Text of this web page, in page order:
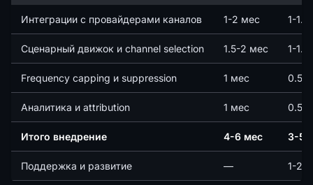
Интеграции с провайдерами каналов 1-2 мес 1-
Сценарный движок и channel selection 1.5-2 мес 1-
Frequency capping и suppression 1 мес 0.5-
Аналитика и attribution 1 мес 0.5-
Итого внедрение 4-6 мес 3-5
Поддержка и развитие — 1-2